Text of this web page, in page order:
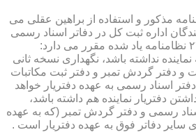
در ماده ۲۴ نظامنامه مذكور و استفاده از براهین عقلی می
اداره ثبت كل در دفاتر اسناد رسمی
نداشته باشد، نگهداری نسخه ثانی
و دفتر گردش تمبر و دفتر ثبت مكاتبات
ماده ۲۳ قانون دفتر اسناد رسمی به عهده دفتریار خواهد
دفتریار نماینده هم داشته باشد،
رسمی و دفتر گردش تمبر (كه به عهده
سایر دفاتر فوق به عهده دفتریار است .